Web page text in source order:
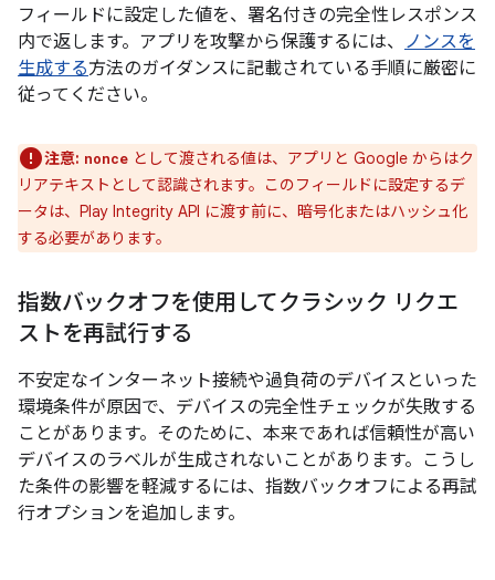
フィールドに設定した値を、署名付きの完全性レスポンス
内で返します。アプリを攻撃から保護するには、 ノンスを
生成する方法のガイダンスに記載されている手順に厳密に
従ってください。
注意: nonce として渡される値は、アプリと Google からはク
リアテキストとして認識されます。このフィールドに設定するデ
ータは、Play Integrity API に渡す前に、暗号化またはハッシュ化
する必要があります。
指数バックオフを使用してクラシック リクエ
ストを再試行する
不安定なインターネット接続や過負荷のデバイスといった
環境条件が原因で、デバイスの完全性チェックが失敗する
ことがあります。そのために、本来であれば信頼性が高い
デバイスのラベルが生成されないことがあります。こうし
た条件の影響を軽減するには、指数バックオフによる再試
行オプションを追加します。